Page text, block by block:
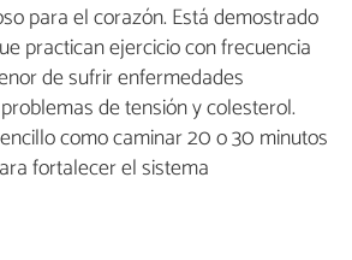
para el corazón. Está demostrado
practican ejercicio con frecuencia
de sufrir enfermedades
de tensión y colesterol.
como caminar 20 o 30 minutos
fortalecer el sistema